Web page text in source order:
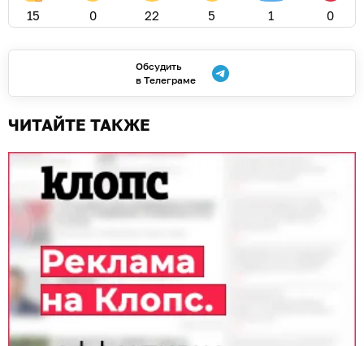
15 0 22 5 1 0
Обсудить
в Телеграме
ЧИТАЙТЕ ТАКЖЕ